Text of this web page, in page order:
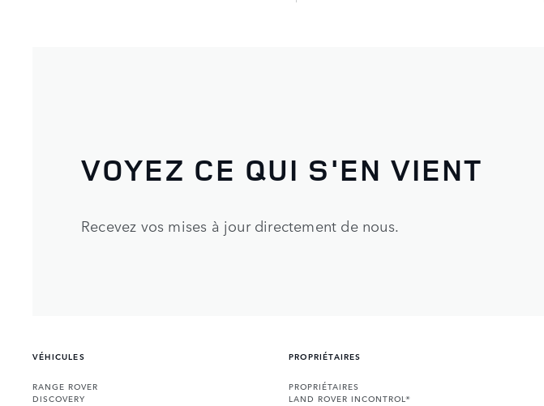
VOYEZ CE QUI S'EN VIENT
Recevez vos mises à jour directement de nous.
VÉHICULES
RANGE ROVER
DISCOVERY
PROPRIÉTAIRES
PROPRIÉTAIRES
LAND ROVER INCONTROL®